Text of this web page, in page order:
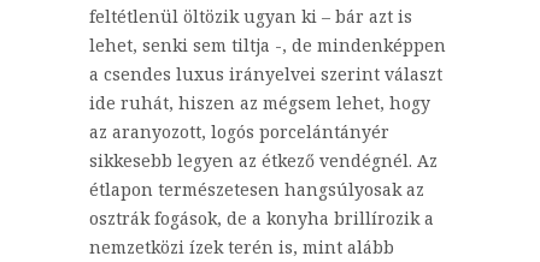
feltétlenül öltözik ugyan ki – bár azt is
lehet, senki sem tiltja -, de mindenképpen
a csendes luxus irányelvei szerint választ
ide ruhát, hiszen az mégsem lehet, hogy
az aranyozott, logós porcelántányér
sikkesebb legyen az étkező vendégnél. Az
étlapon természetesen hangsúlyosak az
osztrák fogások, de a konyha brillírozik a
nemzetközi ízek terén is, mint alább